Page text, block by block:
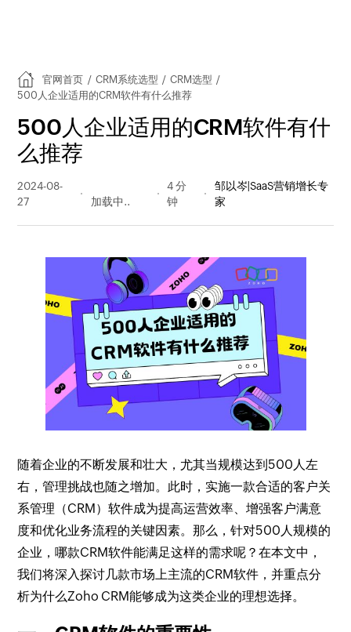
官网首页 / CRM系统选型 / CRM选型 /
500人企业适用的CRM软件有什么推荐
500人企业适用的CRM软件有什
么推荐
2024-08-
27
量
4 分
钟
邹以岑|SaaS营销增长专
家
随着企业的不断发展和壮大，尤其当规模达到500人左
右，管理挑战也随之增加。此时，实施一款合适的客户关
系管理（CRM）软件成为提高运营效率、增强客户满意
度和优化业务流程的关键因素。那么，针对500人规模的
企业，哪款CRM软件能满足这样的需求呢？在本文中，
我们将深入探讨几款市场上主流的CRM软件，并重点分
析为什么Zoho CRM能够成为这类企业的理想选择。